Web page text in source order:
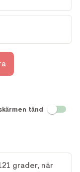
tänd
grader, när